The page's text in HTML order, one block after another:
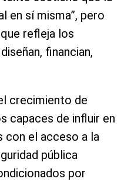
en sí misma”, pero
refleja los
financian,
crecimiento de
capaces de influir en
con el acceso a la
pública
por